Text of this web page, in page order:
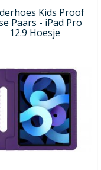
Kids Proof
Paars - iPad Pro
12.9 Hoesje